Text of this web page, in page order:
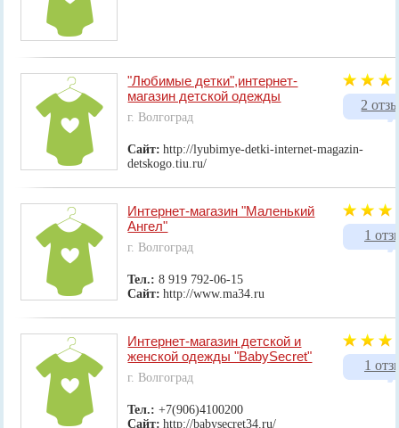
2
"Любимые детки",интернет-
магазин детской одежды
г. Волгоград
Сайт: http://lyubimye-detki-internet-magazin-
detskogo.tiu.ru/
1
Интернет-магазин "Маленький
Ангел"
г. Волгоград
Тел.:8 919 792-06-15
Сайт: http://www.ma34.ru
1
Интернет-магaзин детской и
женской одежды "BabySecret"
г. Волгоград
Тел.:+7(906)4100200
Сайт: http://babysecret34.ru/